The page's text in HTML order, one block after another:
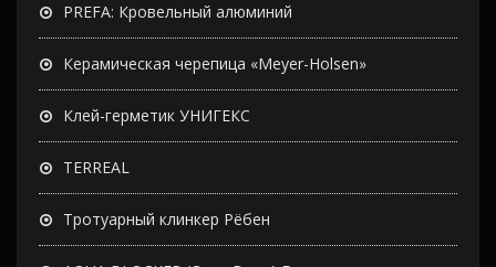
PREFA: Кровельный алюминий
Керамическая черепица «Meyer-Holsen»
Клей-герметик УНИГЕКС
TERREAL
Тротуарный клинкер Рёбен